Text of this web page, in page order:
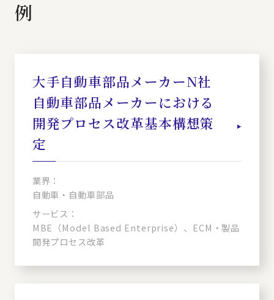
例
大手自動車部品メーカーN社
自動車部品メーカーにおける
開発プロセス改革基本構想策
定
業界：
自動車・自動車部品
サービス：
MBE（Model Based Enterprise）、ECM・製品
開発プロセス改革